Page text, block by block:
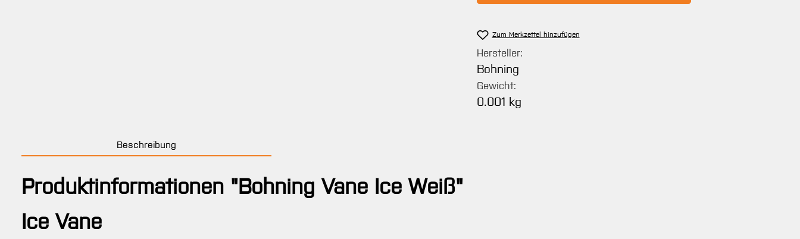
Zum Merkzettel hinzufügen
Hersteller:
Bohning
Gewicht:
0.001 kg
Beschreibung
Produktinformationen "Bohning Vane Ice Weiß"
Ice Vane